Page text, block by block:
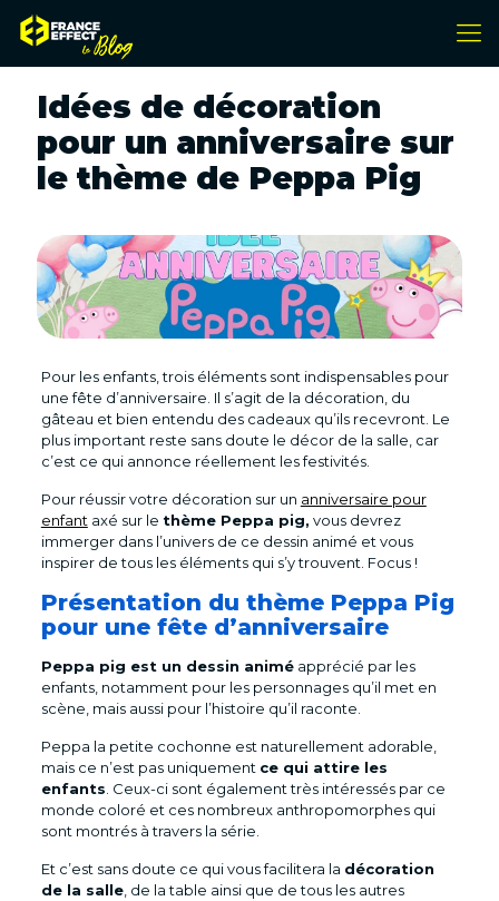
Idées de décoration
pour un anniversaire sur
le thème de Peppa Pig
Pour les enfants, trois éléments sont indispensables pour
une fête d’anniversaire. Il s’agit de la décoration, du
gâteau et bien entendu des cadeaux qu’ils recevront. Le
plus important reste sans doute le décor de la salle, car
c’est ce qui annonce réellement les festivités.
Pour réussir votre décoration sur un anniversaire pour
enfant axé sur le thème Peppa pig, vous devrez
immerger dans l’univers de ce dessin animé et vous
inspirer de tous les éléments qui s’y trouvent. Focus !
Présentation du thème Peppa Pig
pour une fête d’anniversaire
Peppa pig est un dessin animéapprécié par les
enfants, notamment pour les personnages qu’il met en
scène, mais aussi pour l’histoire qu’il raconte.
Peppa la petite cochonne est naturellement adorable,
mais ce n’est pas uniquement ce qui attire les
enfants . Ceux-ci sont également très intéressés par ce
monde coloré et ces nombreux anthropomorphes qui
sont montrés à travers la série.
Et c’est sans doute ce qui vous facilitera la décoration
de la salle, de la table ainsi que de tous les autres